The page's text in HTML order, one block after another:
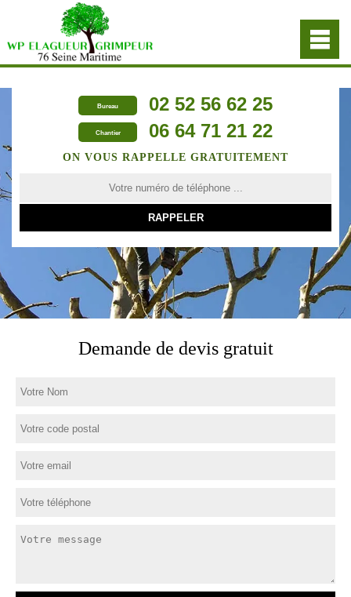
Bureau 02 52 56 62 25
Chantier 06 64 71 21 22
ON VOUS RAPPELLE GRATUITEMENT
Demande de devis gratuit